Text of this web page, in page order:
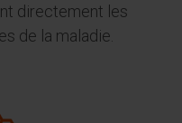
directement les
de la maladie.